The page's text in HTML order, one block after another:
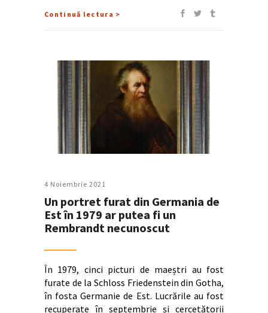
Continuă lectura >
4 Noiembrie 2021
Un portret furat din Germania de
Est în 1979 ar putea fi un
Rembrandt necunoscut
În 1979, cinci picturi de maeștri au fost
furate de la Schloss Friedenstein din Gotha,
în fosta Germanie de Est. Lucrările au fost
recuperate în septembrie și cercetătorii